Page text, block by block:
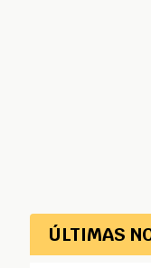
ÚLTIMAS